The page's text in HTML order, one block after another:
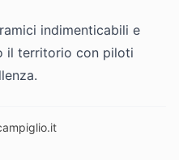
indimenticabili e
il territorio con piloti